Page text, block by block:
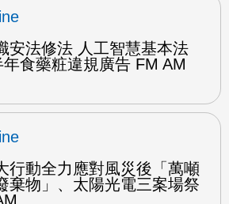
安法修法 人工智慧基本法
食藥粧違規廣告 FM AM
行動全力應對風災後「萬噸
棄物」、太陽光電三案場祭